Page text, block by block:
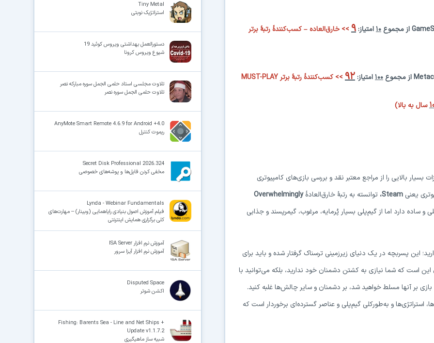
از مجموع ۱۰امتیاز:۹ >> خارق‌العاده – کسب‌کنندهٔ رتبهٔ برتر
از مجموع ۱۰۰امتیاز:۹۲ >> کسب‌کنندهٔ رتبهٔ برتر MUST-PLAY
سال به بالا)
بالایی را از مراجع معتبر نقد و بررسی بازی‌های کامپیوتری
یعنی Steam، توانسته به رتبهٔ خارق‌العادهٔOverwhelmingly
ساده دارد اما از گیم‌پلی بسیار پُرمایه، مرغوب، گیمرپسند و جذابی
این پسربچه در یک دنیای زیرزمینی ترسناک گرفتار شده و باید برای
است که شما نیازی به کشتن دشمنان خود ندارید، بلکه می‌توانید با
بر آنها مسلط خواهید شد، بر دشمنان و سایر چالش‌ها غلبه کنید.
و به‌طورکلی گیم‌پلی و عناصر گسترده‌ای برخوردار است که
Tiny Metal
استراتژیک نوبتی
دستورالعمل بهداشتی ویروس کوئید 19
شیوع ویروس کرونا
تلاوت مجلسی استاد حلمی الجمل سوره مبارکه نصر
تلاوت حلمی الجمل سوره نصر
AnyMote Smart Remote 4.6.9 for Android +4.0
ریموت کنترل
Secret Disk Professional 2026.324
مخفی کردن فایل‌ها و پوشه‌های خصوصی
Lynda - Webinar Fundamentals
فیلم آموزش اصول بنیادی رایاهمایی (وبینار) – مهارت‌های
کلی برگزاری همایش‌ اینترنتی
آموزش نرم افزار ISA Server
آموزش نرم افزار آیزا سرور
Disputed Space
اکشن شوتر
Fishing: Barents Sea - Line and Net Ships +
Update v1.1.7.2
شبیه ساز ماهیگیری
در حال آماده‌سازی لینک دانلود...
15
۱۹۰,۰۰۰